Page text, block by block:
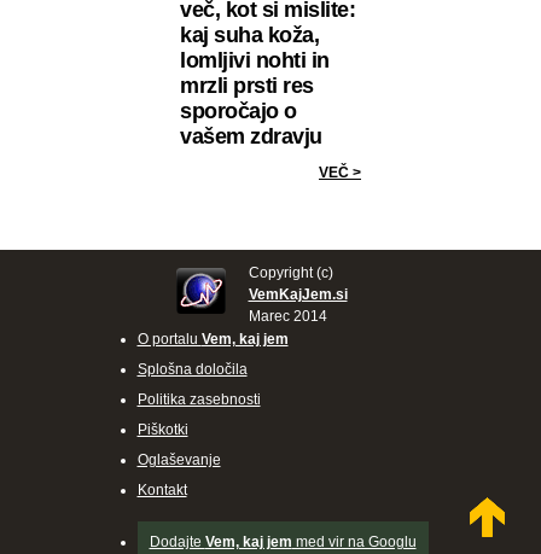
več, kot si mislite:
kaj suha koža,
lomljivi nohti in
mrzli prsti res
sporočajo o
vašem zdravju
VEČ >
Copyright (c)
VemKajJem.si
Marec 2014
O portalu Vem, kaj jem
Splošna določila
Politika zasebnosti
Piškotki
Oglaševanje
Kontakt
Dodajte Vem, kaj jem med vir na Googlu